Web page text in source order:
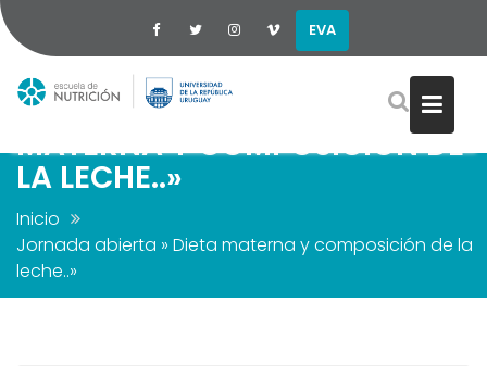
contenido
EVA
JORNADA ABIERTA » DIETA
MATERNA Y COMPOSICIÓN DE
LA LECHE..»
Inicio
Jornada abierta » Dieta materna y composición de la
leche..»